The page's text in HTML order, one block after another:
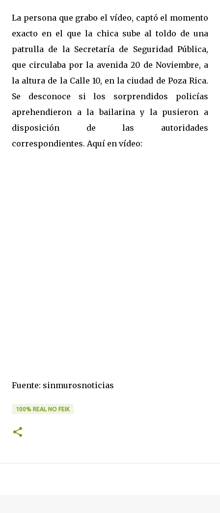
La persona que grabo el vídeo, captó el momento
exacto en el que la chica sube al toldo de una
patrulla de la Secretaría de Seguridad Pública,
que circulaba por la avenida 20 de Noviembre, a
la altura de la Calle 10, en la ciudad de Poza Rica.
Se desconoce si los sorprendidos policías
aprehendieron a la bailarina y la pusieron a
disposición de las autoridades
correspondientes. Aquí en vídeo:
Fuente: sinmurosnoticias
100% REAL NO FEIK